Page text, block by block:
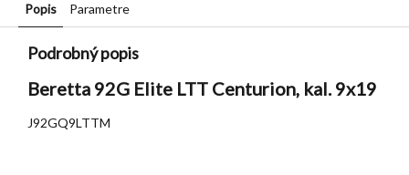
Popis Parametre
Podrobný popis
Beretta 92G Elite LTT Centurion, kal. 9x19
J92GQ9LTTM